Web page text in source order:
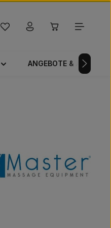
Du hast 0 Produkte auf dem
ANGEBOTE &